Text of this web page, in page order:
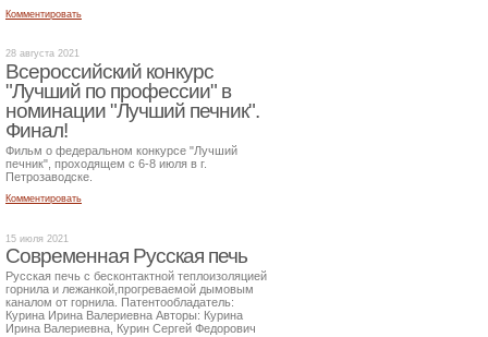
Комментировать
28 августа 2021
Всероссийский конкурс
"Лучший по профессии" в
номинации "Лучший печник".
Финал!
Фильм о федеральном конкурсе "Лучший
печник", проходящем с 6-8 июля в г.
Петрозаводске.
Комментировать
15 июля 2021
Современная Русская печь
Русская печь с бесконтактной теплоизоляцией
горнила и лежанкой,прогреваемой дымовым
каналом от горнила. Патентообладатель:
Курина Ирина Валериевна Авторы: Курина
Ирина Валериевна, Курин Сергей Федорович